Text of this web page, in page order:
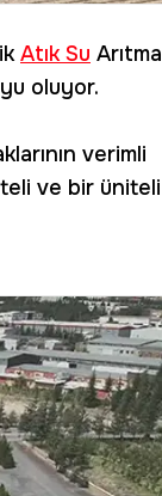
Atık Su Arıtma
oluyor.
verimli
ve bir üniteli